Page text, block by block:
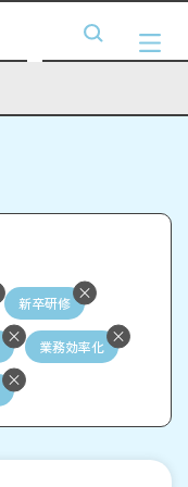
新卒研修
業務効率化